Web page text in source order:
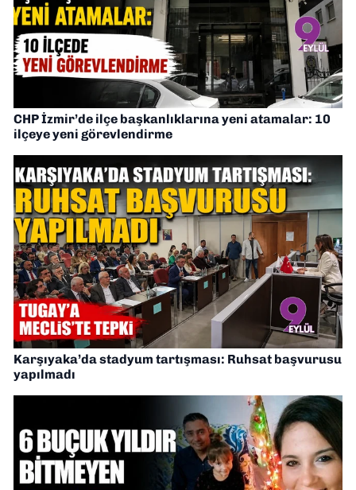
CHP İzmir’de ilçe başkanlıklarına yeni atamalar: 10
ilçeye yeni görevlendirme
Karşıyaka’da stadyum tartışması: Ruhsat başvurusu
yapılmadı